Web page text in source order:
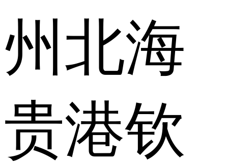
州 北海
贵港钦